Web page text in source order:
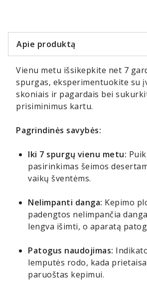
Apie produktą
Vienu metu išsikepkite net 7
spurgas, eksperimentuokite su
skoniais ir pagardais bei
prisiminimus kartu.
Pagrindinės savybės:
Iki 7 spurgų vienu metu:
pasirinkimas šeimos
vaikų šventėms.
Nelimpanti danga: Kepimo
padengtos nelimpančia
lengva išimti, o aparatą
Patogus naudojimas:
lemputės rodo, kada
paruoštas kepimui.